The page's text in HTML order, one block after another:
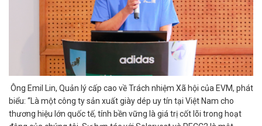
Ông Emil Lin, Quản lý cấp cao về Trách nhiệm Xã hội của EVM, phát
biểu: “Là một công ty sản xuất giày dép uy tín tại Việt Nam cho
thương hiệu lớn quốc tế, tính bền vững là giá trị cốt lõi trong hoạt